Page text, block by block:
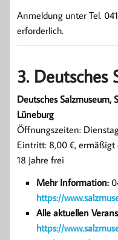
Anmeldung unter Tel.
erforderlich.
3. Deutsches
Deutsches Salzmuseum,
Lüneburg
Öffnungszeiten:
Eintritt: 8,00 €, ermäßigt
18 Jahre frei
Mehr Information:
https://
Alle aktuellen
https://